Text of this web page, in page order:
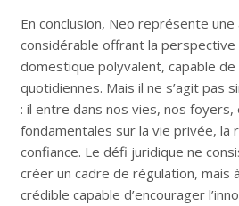
En conclusion, Neo représente
considérable offrant la perspective
domestique polyvalent, capable
quotidiennes. Mais il ne s’agit pas
: il entre dans nos vies, nos
fondamentales sur la vie privée, la
confiance. Le défi juridique ne
créer un cadre de régulation, mais
crédible capable d’encourager